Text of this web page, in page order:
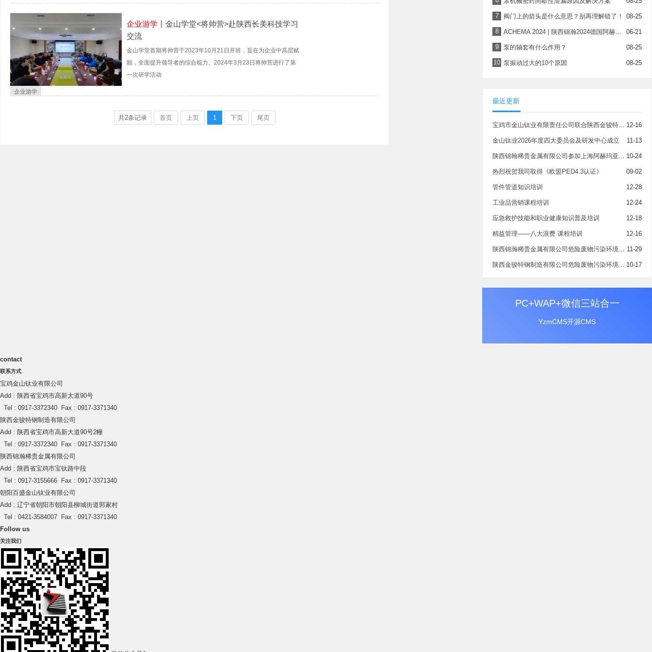
企业游学 丨金山学堂<将帅营>赴陕西长美科技学习
交流
金山学堂首期将帅营于2023年10月21日开班，旨在为企业中高层赋
能，全面提升领导者的综合能力。2024年3月23日将帅营进行了第
一次研学活动
企业游学
共2条记录 首页 上页 1 下页 尾页
7 08-25
阀门上的箭头是什么意思？别再理解错了！
8 06-21
ACHEMA 2024 | 陕西锦瀚2024德国阿赫玛展会顺利闭幕
9 08-25
泵的轴套有什么作用？
10 08-25
泵振动过大的10个原因
最近更新
12-16
宝鸡市金山钛业有限责任公司联合陕西金骏特钢制造有限公司为优秀客户授牌
11-13
金山钛业2026年度四大委员会及研发中心成立
10-24
陕西锦翰稀贵金属有限公司参加上海阿赫玛亚洲展
09-02
热烈祝贺我司取得《欧盟PED4.3认证》
12-28
管件管道知识培训
12-24
工业品营销课程培训
12-18
应急救护技能和职业健康知识普及培训
12-16
精益管理——八大浪费 课程培训
11-29
陕西锦瀚稀贵金属有限公司危险废物污染环境防治信息公示
10-17
陕西金骏特钢制造有限公司危险废物污染环境防治信息公示
PC+WAP+微信三站合一
YzmCMS开源CMS
contact
联系方式
宝鸡金山钛业有限公司
Add : 陕西省宝鸡市高新大道90号
Tel : 0917-3372340 Fax : 0917-3371340
陕西金骏特钢制造有限公司
Add : 陕西省宝鸡市高新大道90号2幢
Tel : 0917-3372340 Fax : 0917-3371340
陕西锦瀚稀贵金属有限公司
Add : 陕西省宝鸡市宝钛路中段
Tel : 0917-3155666 Fax : 0917-3371340
朝阳百盛金山钛业有限公司
Add : 辽宁省朝阳市朝阳县柳城街道郭家村
Tel : 0421-3584007 Fax : 0917-3371340
Follow us
关注我们